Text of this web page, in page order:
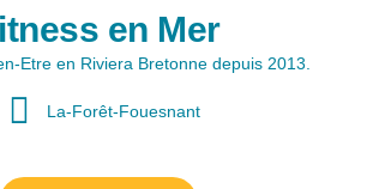
en Mer
Etre en Riviera Bretonne depuis 2013.
La-Forêt-Fouesnant